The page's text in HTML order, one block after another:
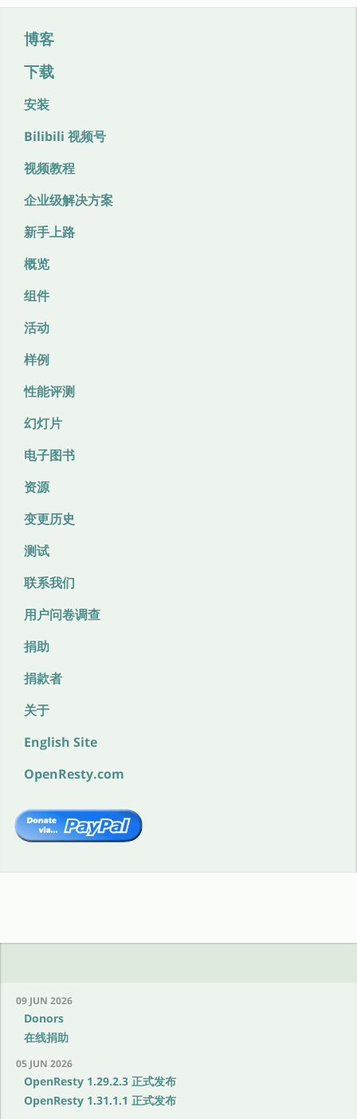
博客
下载
安装
Bilibili 视频号
视频教程
企业级解决方案
新手上路
概览
组件
活动
样例
性能评测
幻灯片
电子图书
资源
变更历史
测试
联系我们
用户问卷调查
捐助
捐款者
关于
English Site
OpenResty.com
09 JUN 2026
Donors
在线捐助
05 JUN 2026
OpenResty 1.29.2.3 正式发布
OpenResty 1.31.1.1 正式发布